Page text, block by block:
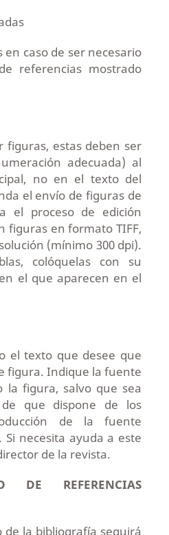
caso de ser necesario
referencias mostrado
figuras, estas deben ser
adecuada) al
no en el texto del
el envío de figuras de
el proceso de edición
figuras en formato TIFF,
(mínimo 300 dpi).
colóquelas con su
el que aparecen en el
que desee que
figura. Indique la fuente
la figura, salvo que sea
de que dispone de los
de la fuente
necesita ayuda a este
de la revista.
REFERENCIAS
bibliografía seguirá